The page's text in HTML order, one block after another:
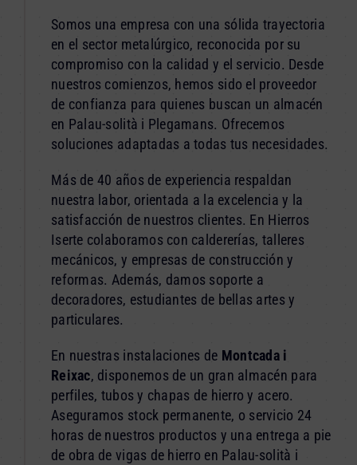
Somos una empresa con una sólida trayectoria
en el sector metalúrgico, reconocida por su
compromiso con la calidad y el servicio. Desde
nuestros comienzos, hemos sido el proveedor
de confianza para quienes buscan un almacén
en Palau-solità i Plegamans. Ofrecemos
soluciones adaptadas a todas tus necesidades.
Más de 40 años de experiencia respaldan
nuestra labor, orientada a la excelencia y la
satisfacción de nuestros clientes. En Hierros
Iserte colaboramos con caldererías, talleres
mecánicos, y empresas de construcción y
reformas. Además, damos soporte a
decoradores, estudiantes de bellas artes y
particulares.
En nuestras instalaciones de Montcada i
Reixac, disponemos de un gran almacén para
perfiles, tubos y chapas de hierro y acero.
Aseguramos stock permanente, o servicio 24
horas de nuestros productos y una entrega a pie
de obra de vigas de hierro en Palau-solità i